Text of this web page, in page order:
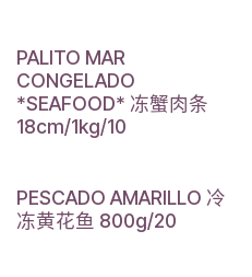
PALITO MAR
CONGELADO
*SEAFOOD* 冻蟹肉条
18cm/1kg/10
PESCADO AMARILLO 冷
冻黄花鱼 800g/20